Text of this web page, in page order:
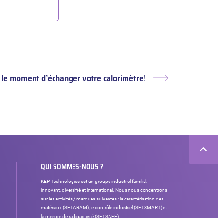
Article
le moment d’échanger votre calorimètre!
QUI SOMMES-NOUS ?
KEP Technologies est un groupe industriel familial,
innovant, diversifié et international. Nous nous concentrons
sur les activités / marques suivantes : la caractérisation des
matériaux (SETARAM), le contrôle industriel (SETSMART) et
la mesure de radioactivité (SETSAFE).